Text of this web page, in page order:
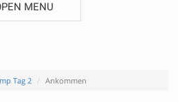
MENU
Tag 2 Ankommen